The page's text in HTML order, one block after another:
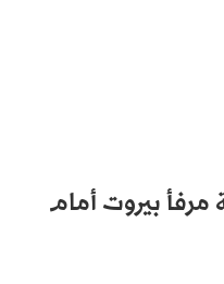
مرفأ بيروت أمام